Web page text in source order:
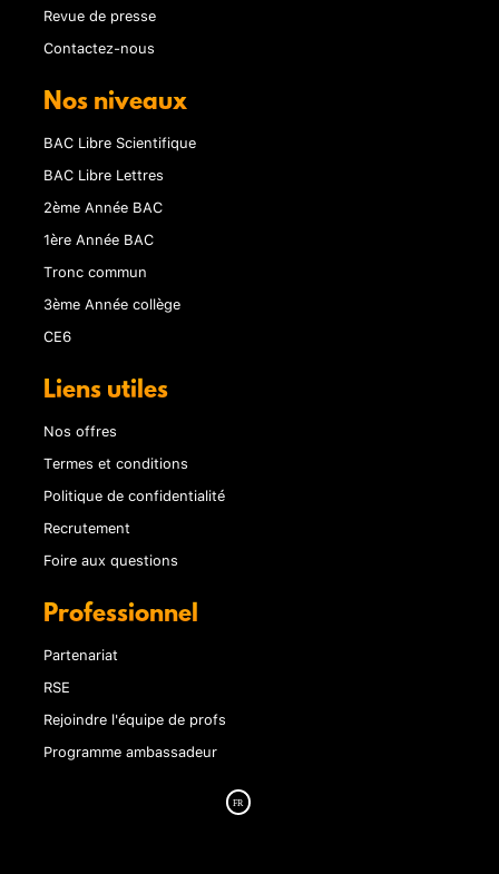
Revue de presse
Contactez-nous
Nos niveaux
BAC Libre Scientifique
BAC Libre Lettres
2ème Année BAC
1ère Année BAC
Tronc commun
3ème Année collège
CE6
Liens utiles
Nos offres
Termes et conditions
Politique de confidentialité
Recrutement
Foire aux questions
Professionnel
Partenariat
RSE
Rejoindre l'équipe de profs
Programme ambassadeur